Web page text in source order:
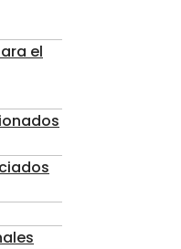
el